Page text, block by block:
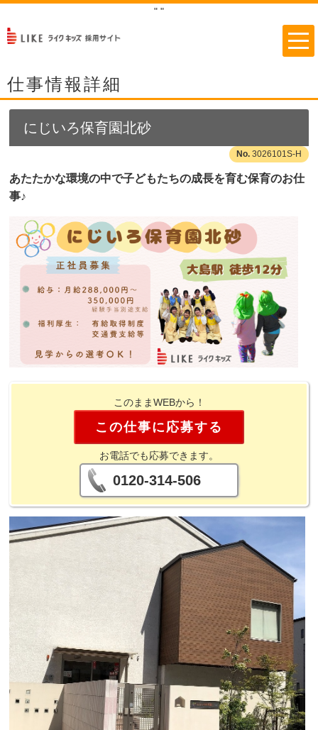
" "
仕事情報詳細
にじいろ保育園北砂
3026101S-H
あたたかな環境の中で子どもたちの成長を育む保育のお仕
事♪
このままWEBから！
この仕事に応募する
お電話でも応募できます。
0120-314-506